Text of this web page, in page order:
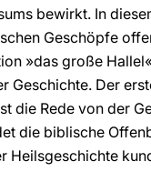
bewirkt. In
Geschöpfe
»das große
Geschichte. Der
die Rede von der
die biblische
Heilsgeschichte